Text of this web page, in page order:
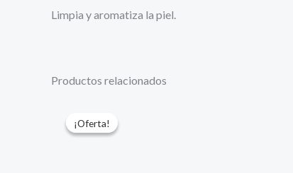
Limpia y aromatiza la piel.
Productos relacionados
¡Oferta!
¡Oferta!
original